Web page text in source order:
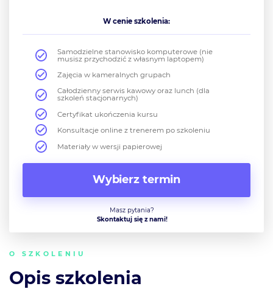
O SZKOLENIU
Opis szkolenia
W cenie szkolenia:
Samodzielne stanowisko komputerowe (nie
musisz przychodzić z własnym laptopem)
Zajęcia w kameralnych grupach
Całodzienny serwis kawowy oraz lunch (dla
szkoleń stacjonarnych)
Certyfikat ukończenia kursu
Konsultacje online z trenerem po szkoleniu
Materiały w wersji papierowej
Wybierz termin
Masz pytania?
Skontaktuj się z nami!